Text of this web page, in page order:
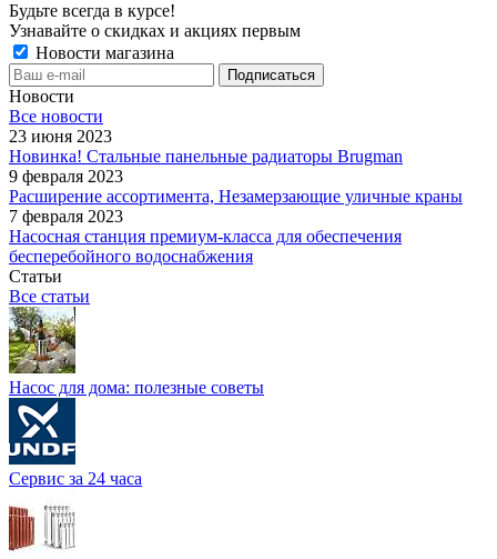
Будьте всегда в курсе!
Узнавайте о скидках и акциях первым
Новости магазина
Новости
Все новости
23 июня 2023
Новинка! Стальные панельные радиаторы Brugman
9 февраля 2023
Расширение ассортимента, Незамерзающие уличные краны
7 февраля 2023
Насосная станция премиум-класса для обеспечения
бесперебойного водоснабжения
Статьи
Все статьи
Насос для дома: полезные советы
Сервис за 24 часа